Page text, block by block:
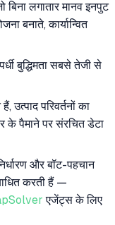
लगातार मानव इनपुट
बनाते, कार्यान्वित
बुद्धिमता सबसे तेजी से
उत्पाद परिवर्तनों का
के पैमाने पर संरचित डेटा
और बॉट-पहचान
करती हैं —
एजेंट्स के लिए